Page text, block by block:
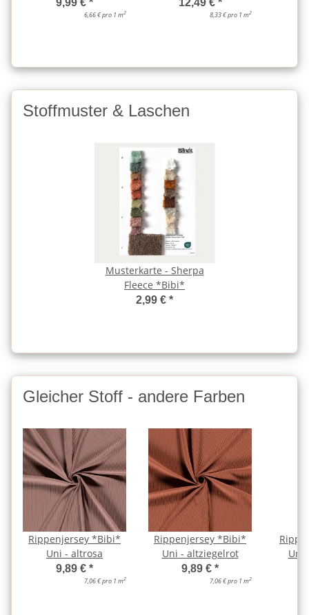
9,99 € *
6,66 € pro 1 m2
12,49 € *
8,33 € pro 1 m2
Stoffmuster & Laschen
Musterkarte - Sherpa
Fleece *Bibi*
2,99 € *
Gleicher Stoff - andere Farben
Rippenjersey *Bibi*
Uni - altrosa
9,89 € *
7,06 € pro 1 m2
Rippenjersey *Bibi*
Uni - altziegelrot
9,89 € *
7,06 € pro 1 m2
Uni